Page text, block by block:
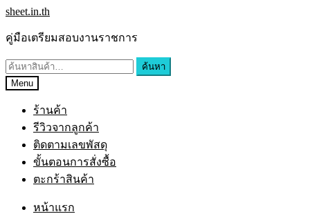
sheet.in.th
คู่มือเตรียมสอบงานราชการ
ค้นหา
Menu
ร้านค้า
รีวิวจากลูกค้า
ติดตามเลขพัสดุ
ขั้นตอนการสั่งซื้อ
ตะกร้าสินค้า
หน้าแรก